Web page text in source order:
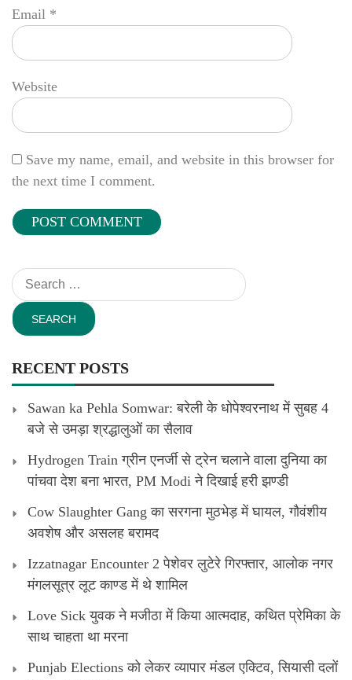
Email *
Website
Save my name, email, and website in this browser for
the next time I comment.
Search
for:
RECENT POSTS
Sawan ka Pehla Somwar: बरेली के धोपेश्वरनाथ में सुबह 4
बजे से उमड़ा श्रद्धालुओं का सैलाव
Hydrogen Train ग्रीन एनर्जी से ट्रेन चलाने वाला दुनिया का
पांचवा देश बना भारत, PM Modi ने दिखाई हरी झण्डी
Cow Slaughter Gang का सरगना मुठभेड़ में घायल, गौवंशीय
अवशेष और असलह बरामद
Izzatnagar Encounter 2 पेशेवर लुटेरे गिरफ्तार, आलोक नगर
मंगलसूत्र लूट काण्‍ड में थे शामिल
Love Sick युवक ने मजीठा में किया आत्मदाह, कथित प्रेमिका के
साथ चाहता था मरना
Punjab Elections को लेकर व्यापार मंडल एक्टिव, सियासी दलों